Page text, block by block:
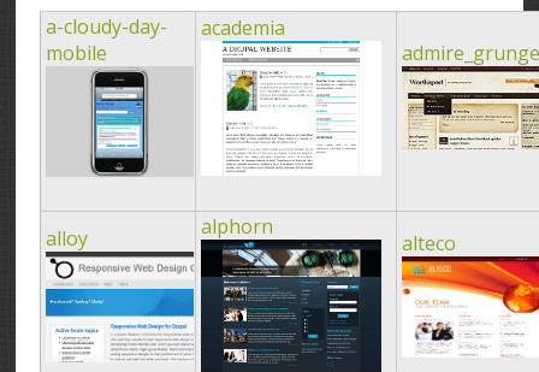
a-cloudy-day-
mobile
academia
alloy alphorn
alteco